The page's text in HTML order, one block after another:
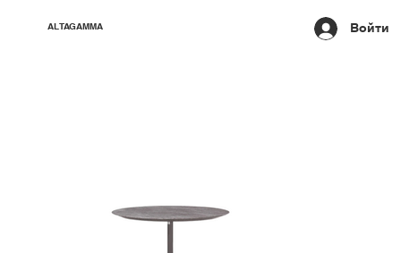
ALTAGAMMA Войти